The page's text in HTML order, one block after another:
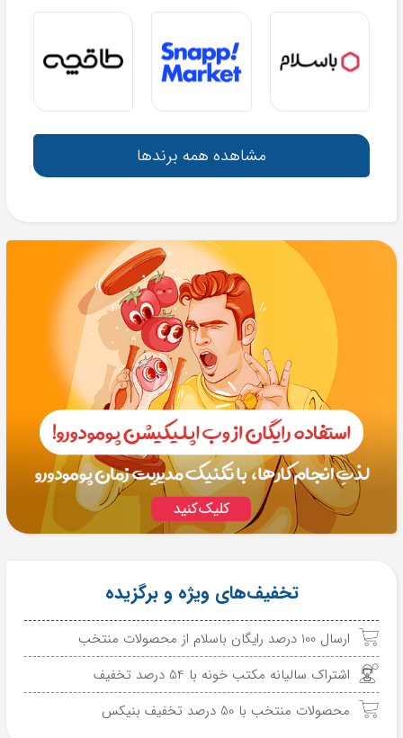
مشاهده همه برندها
تخفیف‌های ویژه و برگزیده
ارسال 100 درصد رایگان باسلام از محصولات منتخب
اشتراک سالیانه مکتب خونه با 54 درصد تخفیف
محصولات منتخب با 50 درصد تخفیف بنیکس